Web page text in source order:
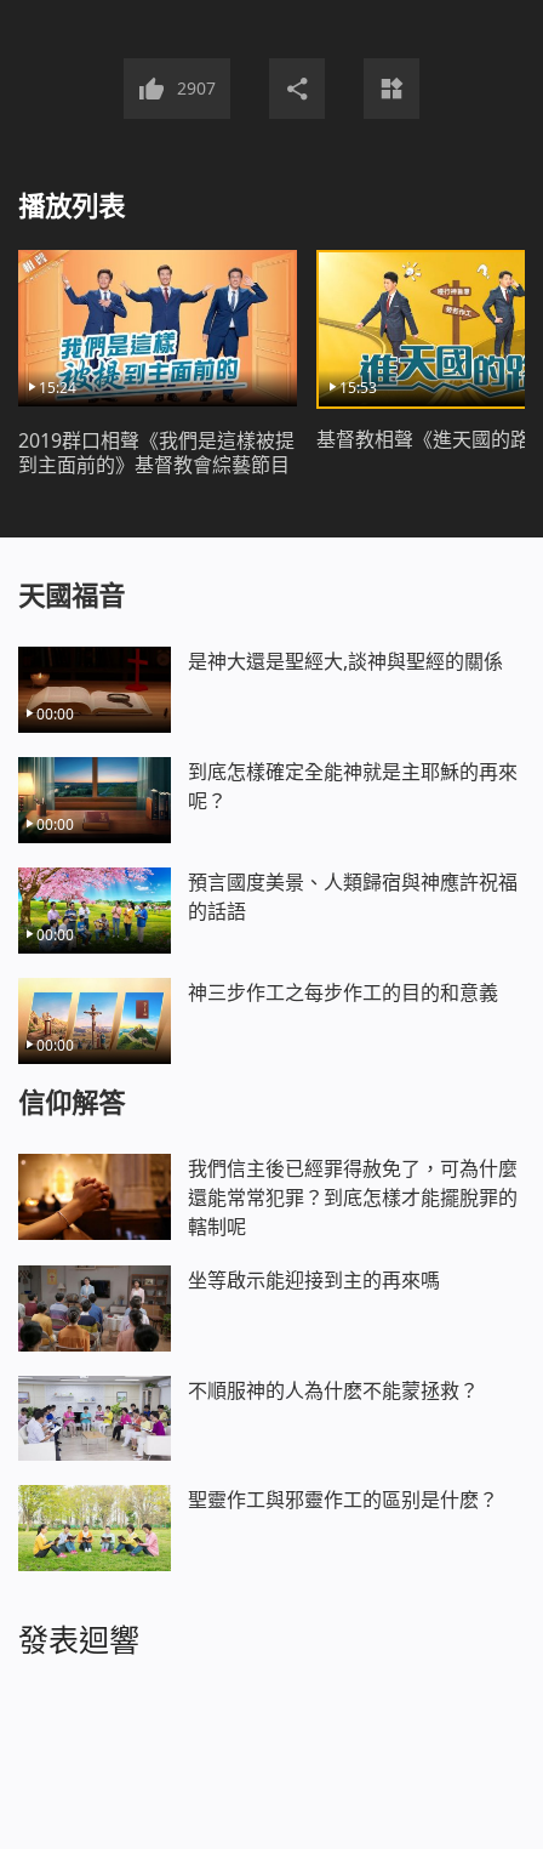
為什麼勞苦作工不能進天國？閱讀下列文
給表姐的回信：為何因信得救不能進天國
同樣是勞苦作工，為什麼卻有不同的結局？(有聲讀
物)
2907
播放列表
15:24
2019群口相聲《我們是這樣被提
到主面前的》基督教會綜藝節目
15:53
基督教相聲《進天國的路
天國福音
00:00
是神大還是聖經大,談神與聖經的關係
00:00
到底怎樣確定全能神就是主耶穌的再來
呢？
00:00
預言國度美景、人類歸宿與神應許祝福
的話語
00:00
神三步作工之每步作工的目的和意義
信仰解答
我們信主後已經罪得赦免了，可為什麼
還能常常犯罪？到底怎樣才能擺脫罪的
轄制呢
坐等啟示能迎接到主的再來嗎
不順服神的人為什麽不能蒙拯救？
聖靈作工與邪靈作工的區别是什麽？
發表迴響